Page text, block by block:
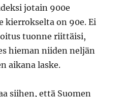
jotain 900e
kierrokselta on 90e. Ei
tuonne riittäisi,
hieman niiden neljän
aikana laske.
siihen, että Suomen